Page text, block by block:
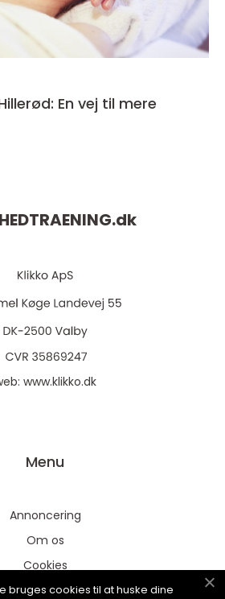
En vej til mere
dk
www.klikko.dk
Menu
Annoncering
Om os
Cookies
Kontakt os
bruges cookies til at huske dine